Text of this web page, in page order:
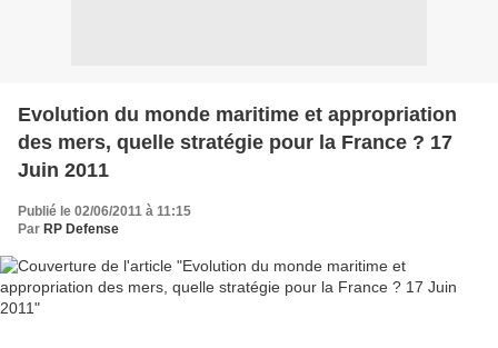
Evolution du monde maritime et appropriation
des mers, quelle stratégie pour la France ? 17
Juin 2011
Publié le 02/06/2011 à 11:15
Par RP Defense